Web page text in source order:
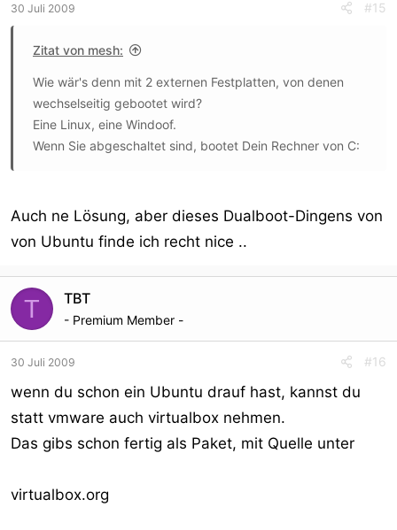
30 Juli 2009 #15
Zitat von mesh:
Wie wär's denn mit 2 externen Festplatten, von denen
wechselseitig gebootet wird?
Eine Linux, eine Windoof.
Wenn Sie abgeschaltet sind, bootet Dein Rechner von C:
Auch ne Lösung, aber dieses Dualboot-Dingens von
von Ubuntu finde ich recht nice ..
T TBT
- Premium Member -
30 Juli 2009 #16
wenn du schon ein Ubuntu drauf hast, kannst du
statt vmware auch virtualbox nehmen.
Das gibs schon fertig als Paket, mit Quelle unter
virtualbox.org